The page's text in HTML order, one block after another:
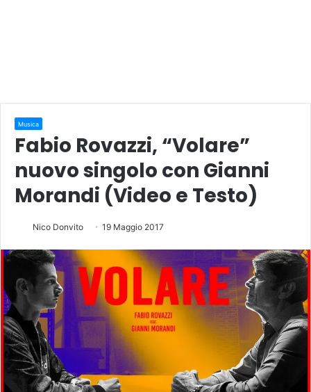
Musica
Fabio Rovazzi, “Volare”
nuovo singolo con Gianni
Morandi (Video e Testo)
Nico Donvito 19 Maggio 2017